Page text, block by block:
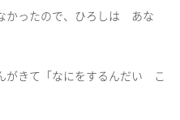
ったので、ひろしは あな
がきて「なにをするんだい こ